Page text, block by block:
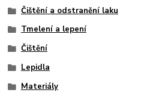
Čištění a odstranění laku
Tmelení a lepení
Čištění
Lepidla
Materiály